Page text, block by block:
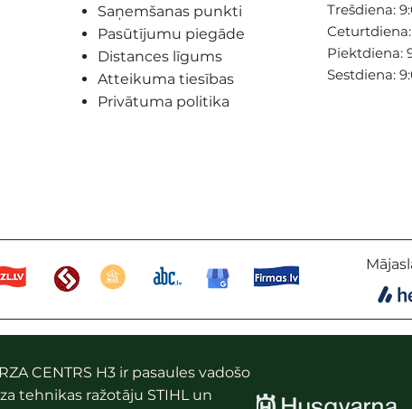
Saņemšanas punkti
Pasūtījumu piegāde
Distances līgums
Atteikuma tiesības
Privātuma politika
Trešdiena:
Ceturtdiena:
Piektdiena:
Sestdiena:
CENTRS H3 ir pasaules vadošo
tehnikas ražotāju STIHL un